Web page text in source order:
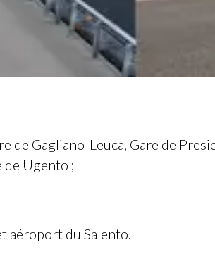
Leuca, Gare de
de Ugento ;
du Salento.